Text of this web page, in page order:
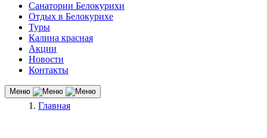
Санатории Белокурихи
Отдых в Белокурихе
Туры
Калина красная
Акции
Новости
Контакты
Меню
Главная